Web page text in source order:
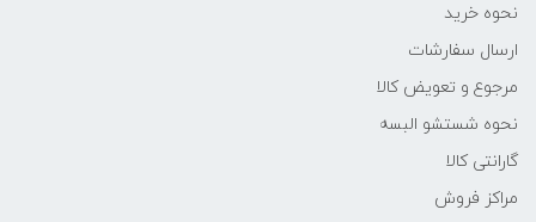
نحوه خرید
ارسال سفارشات
مرجوع و تعویض کالا
نحوه شستشو البسه
گارانتی کالا
مراکز فروش